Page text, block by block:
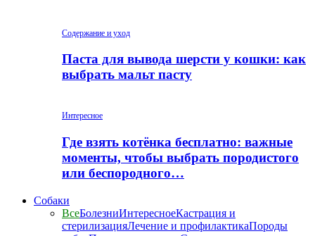
Содержание и уход
Паста для вывода шерсти у кошки: как
выбрать мальт пасту
Интересное
Где взять котёнка бесплатно: важные
моменты, чтобы выбрать породистого
или беспородного…
Собаки
ВсеБолезниИнтересноеКастрация и
стерилизацияЛечение и профилактикаПороды